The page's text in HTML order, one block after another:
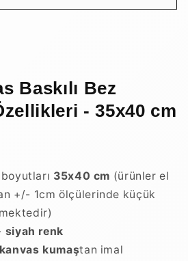
Baskılı Bez
- 35x40 cm
35x40 cm (ürünler el
+/- 1cm ölçülerinde küçük
siyah renk
kumaştan imal